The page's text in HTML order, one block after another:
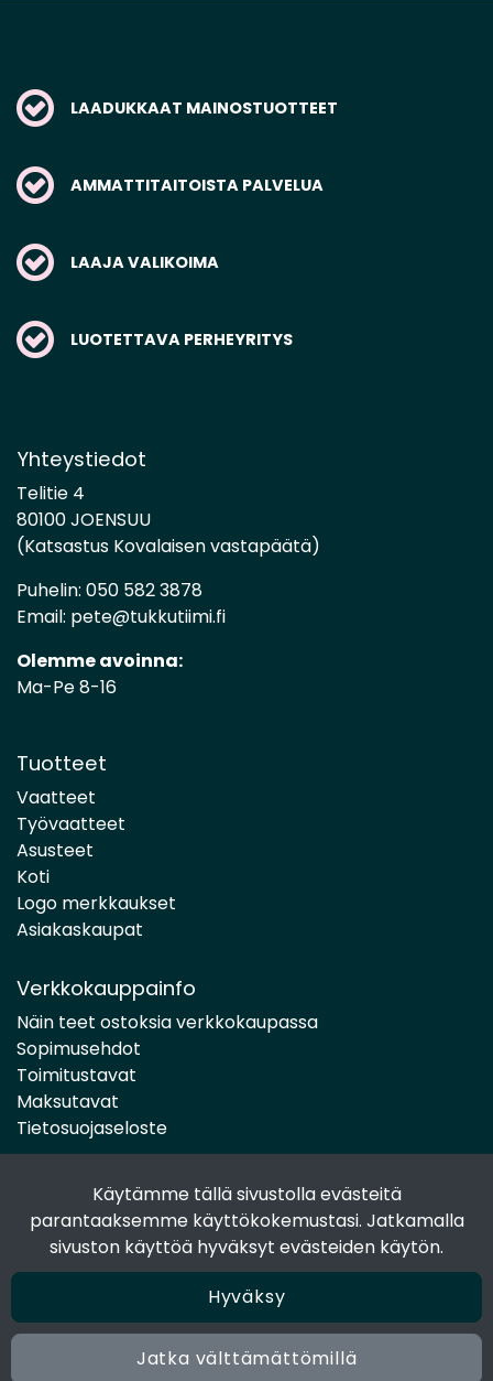
Käytämme tällä sivustolla evästeitä
parantaaksemme käyttökokemustasi. Jatkamalla
sivuston käyttöä hyväksyt evästeiden käytön.
Hyväksy
Jatka välttämättömillä
LAADUKKAAT MAINOSTUOTTEET
AMMATTITAITOISTA PALVELUA
LAAJA VALIKOIMA
LUOTETTAVA PERHEYRITYS
Yhteystiedot
Telitie 4
80100 JOENSUU
(Katsastus Kovalaisen vastapäätä)
Puhelin: 050 582 3878
Email: pete@tukkutiimi.fi
Olemme avoinna:
Ma-Pe 8-16
Tuotteet
Vaatteet
Työvaatteet
Asusteet
Koti
Logo merkkaukset
Asiakaskaupat
Verkkokauppainfo
Näin teet ostoksia verkkokaupassa
Sopimusehdot
Toimitustavat
Maksutavat
Tietosuojaseloste
Seuraa sosiaalisessa mediassa
Facebook
© 2024 Joen Tukkutiimi. All rights reserved. Site by